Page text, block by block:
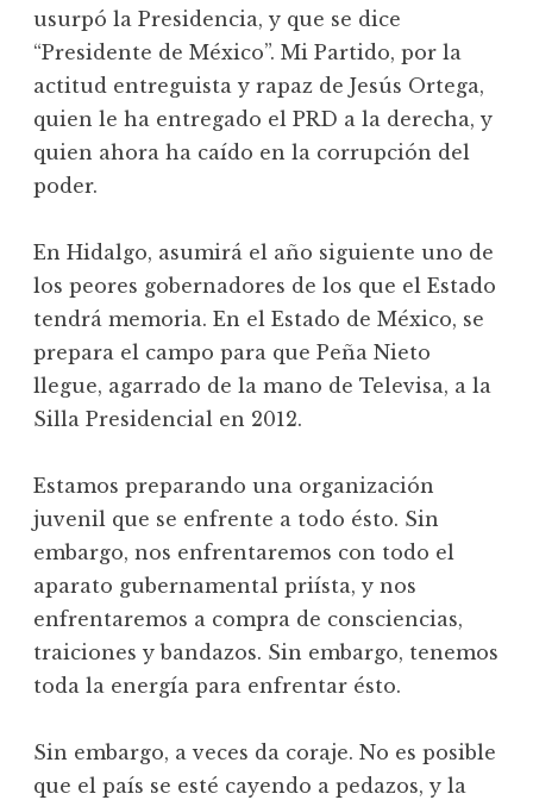
usurpó la Presidencia, y que se dice
“Presidente de México”. Mi Partido, por la
actitud entreguista y rapaz de Jesús Ortega,
quien le ha entregado el PRD a la derecha, y
quien ahora ha caído en la corrupción del
poder.
En Hidalgo, asumirá el año siguiente uno de
los peores gobernadores de los que el Estado
tendrá memoria. En el Estado de México, se
prepara el campo para que Peña Nieto
llegue, agarrado de la mano de Televisa, a la
Silla Presidencial en 2012.
Estamos preparando una organización
juvenil que se enfrente a todo ésto. Sin
embargo, nos enfrentaremos con todo el
aparato gubernamental priísta, y nos
enfrentaremos a compra de consciencias,
traiciones y bandazos. Sin embargo, tenemos
toda la energía para enfrentar ésto.
Sin embargo, a veces da coraje. No es posible
que el país se esté cayendo a pedazos, y la